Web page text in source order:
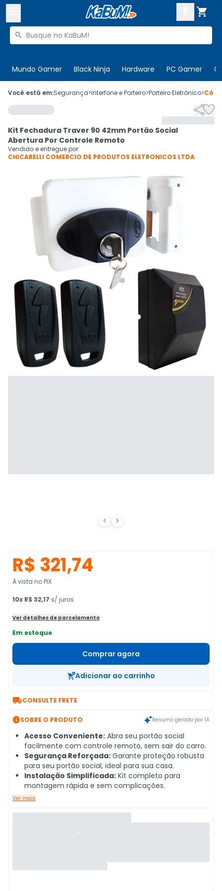

Buscar produtos

Mundo Gamer Black Ninja Hardware PC Gamer
 Olá. Acesse sua conta
 Departamentos
 Cupons
Mais Vendidos
Ativar tradutor em libras
CADASTRE-SE
Você está em:Segurança>Interfone e Porteiro>Porteiro Eletrônico>
 

Kit Fechadura Traver 90 42mm Portão Social
Abertura Por Controle Remoto
Vendido e entregue por:
CHICARELLI COMERCIO DE PRODUTOS ELETRONICOS LTDA
R$ 321,74
À vista no PIX
10x R$ 32,17 s/ juros
Ver detalhes de parcelamento
Em estoque
Comprar agora
Adicionar ao carrinho
CONSULTE FRETE
SOBRE O PRODUTO Resumo gerado por IA
Acesso Conveniente: Abra seu portão social
facilmente com controle remoto, sem sair do carro.
Segurança Reforçada: Garante proteção robusta
para seu portão social, ideal para sua casa.
Instalação Simplificada: Kit completo para
montagem rápida e sem complicações.
Ver mais